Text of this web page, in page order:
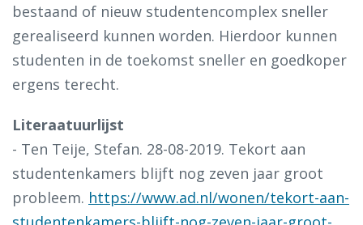
bestaand of nieuw studentencomplex sneller
gerealiseerd kunnen worden. Hierdoor kunnen
studenten in de toekomst sneller en goedkoper
ergens terecht.
Literaatuurlijst
- Ten Teije, Stefan. 28-08-2019. Tekort aan
studentenkamers blijft nog zeven jaar groot
probleem. https://www.ad.nl/wonen/tekort-aan-